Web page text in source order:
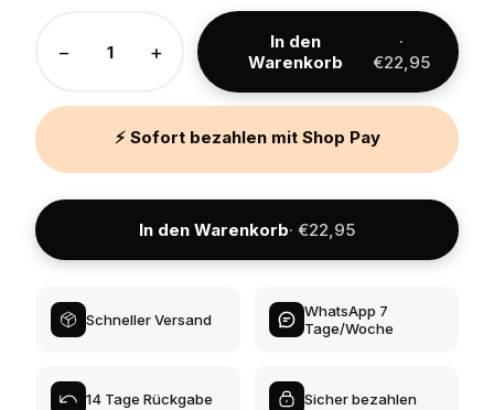
− +
In den
Warenkorb
·
€22,95
⚡ Sofort bezahlen mit Shop Pay
In den Warenkorb· €22,95
Schneller Versand
WhatsApp 7
Tage/Woche
14 Tage Rückgabe Sicher bezahlen